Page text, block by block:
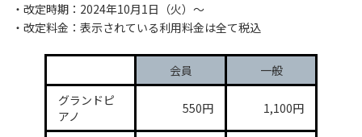
・改定時期：2024年10月1日（火）〜
・改定料金：表示されている利用料金は全て税込
会員
一般
グランドピ
アノ
550円 1,100円